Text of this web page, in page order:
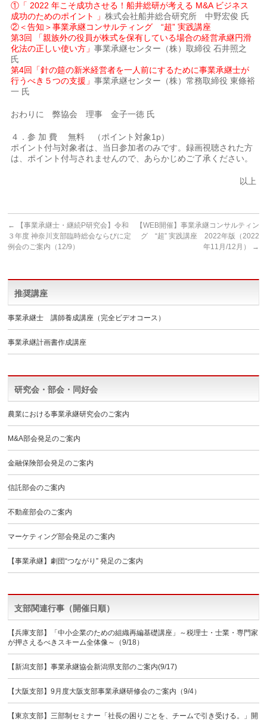
①「 2022 年こそ成功させる！船井総研が考える M&A ビジネス
成功のためのポイント 」株式会社船井総合研究所 中野宏俊 氏
②＜告知＞事業承継コンサルティング “超” 実践講座
第3回 「親族外の役員が株式を保有している場合の経営承継円滑
化法の正しい使い方」事業承継センター（株）取締役 石井照之
氏
第4回「針の筵の新米経営者を一人前にするために事業承継士が
行うべき５つの支援」事業承継センター（株）常務取締役 東條裕
一 氏
おわりに 弊協会 理事 金子一徳 氏
４．参 加 費 無料 （ポイント対象1p）
ポイント付与対象者は、当日参加者のみです。録画視聴された方
は、ポイント付与されませんので、あらかじめご了承ください。
以上
←
【事業承継士・継続P研究会】令和
３年度 神奈川支部臨時総会ならびに定
例会のご案内（12/9）
【WEB開催】事業承継コンサルティン
グ “超” 実践講座 2022年版（2022
年11月/12月）
→
推奨講座
事業承継士 講師養成講座（完全ビデオコース）
事業承継計画書作成講座
研究会・部会・同好会
農業における事業承継研究会のご案内
M&A部会発足のご案内
金融保険部会発足のご案内
信託部会のご案内
不動産部会のご案内
マーケティング部会発足のご案内
【事業承継】劇団“つながり” 発足のご案内
支部関連行事（開催日順）
【兵庫支部】「中小企業のための組織再編基礎講座」～税理士・士業・専門家
が押さえるべきスキーム全体像～（9/18）
【新潟支部】事業承継協会新潟県支部のご案内(9/17)
【大阪支部】9月度大阪支部事業承継研修会のご案内（9/4）
【東京支部】三部制セミナー「社長の困りごとを、チームで引き受ける。」開